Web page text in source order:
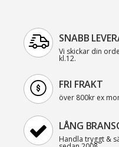
SNABB
Vi skickar din
kl.12.
FRI FRAKT
över 800kr ex
LÅNG
Handla tryggt &